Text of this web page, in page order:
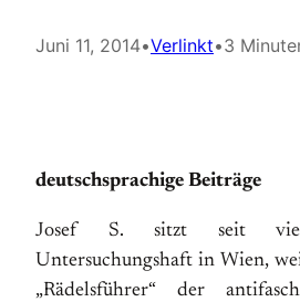
Juni 11, 2014•Verlinkt•3
deutschsprachige Beiträge
Josef S. sitzt seit
Untersuchungshaft in Wien,
„Rädelsführer“ der